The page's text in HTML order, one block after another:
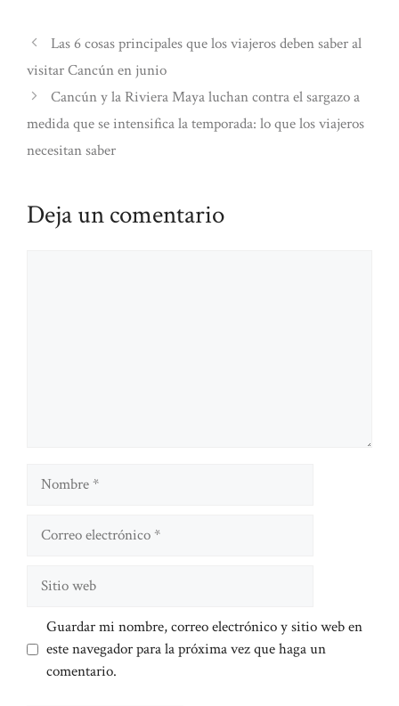
Las 6 cosas principales que los viajeros deben saber al
visitar Cancún en junio
Cancún y la Riviera Maya luchan contra el sargazo a
medida que se intensifica la temporada: lo que los viajeros
necesitan saber
Deja un comentario
Nombre
Guardar mi nombre, correo electrónico y sitio web en
este navegador para la próxima vez que haga un
comentario.